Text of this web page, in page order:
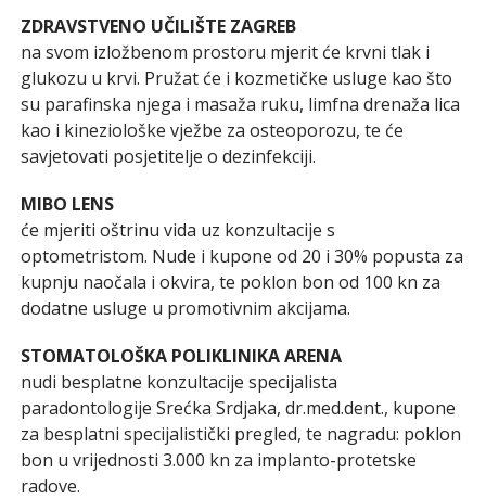
ZDRAVSTVENO UČILIŠTE ZAGREB
na svom izložbenom prostoru mjerit će krvni tlak i
glukozu u krvi. Pružat će i kozmetičke usluge kao što
su parafinska njega i masaža ruku, limfna drenaža lica
kao i kineziološke vježbe za osteoporozu, te će
savjetovati posjetitelje o dezinfekciji.
MIBO LENS
će mjeriti oštrinu vida uz konzultacije s
optometristom. Nude i kupone od 20 i 30% popusta za
kupnju naočala i okvira, te poklon bon od 100 kn za
dodatne usluge u promotivnim akcijama.
STOMATOLOŠKA POLIKLINIKA ARENA
nudi besplatne konzultacije specijalista
paradontologije Srećka Srdjaka, dr.med.dent., kupone
za besplatni specijalistički pregled, te nagradu: poklon
bon u vrijednosti 3.000 kn za implanto-protetske
radove.